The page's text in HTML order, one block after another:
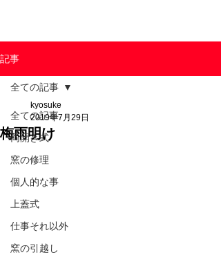
記事
全ての記事
両開き式
窯の修理
個人的な事
上蓋式
仕事それ以外
窯の引越し
全ての記事
梅雨明け
kyosuke
2019年7月29日